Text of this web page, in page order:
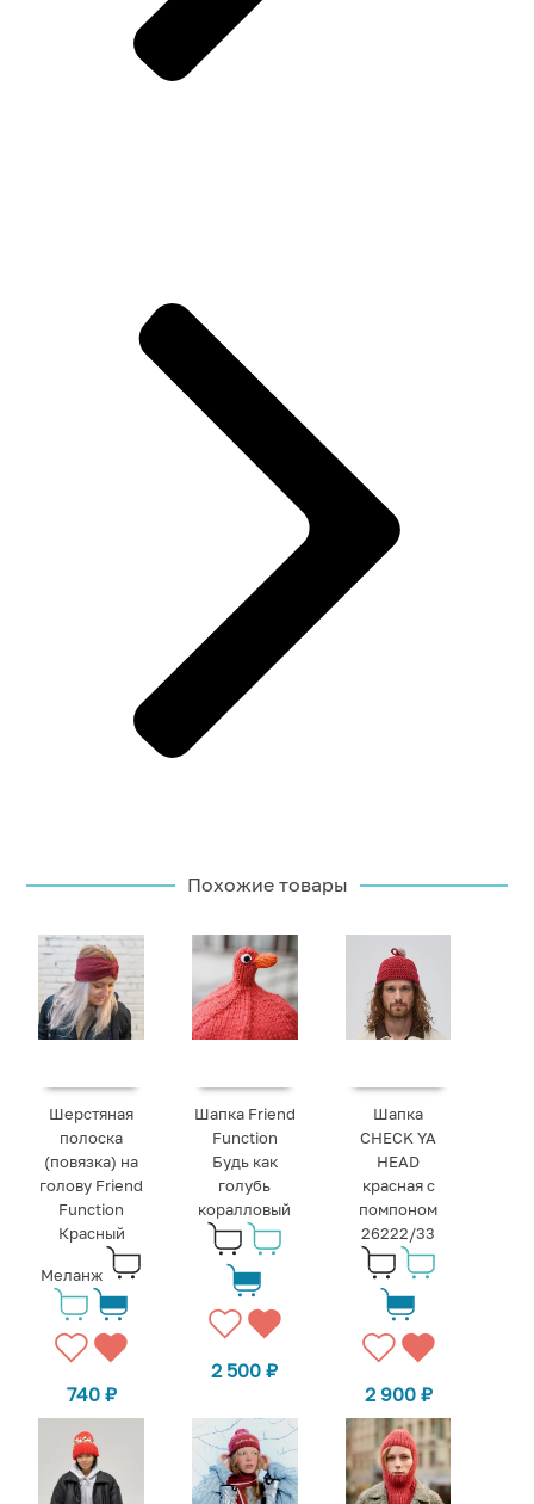
Похожие товары
Шерстяная
полоска
(повязка) на
голову Friend
Function
Красный
Меланж
740 ₽
Шапка Friend
Function
Будь как
голубь
коралловый
2 500₽
Шапка
CHECK YA
HEAD
красная с
помпоном
26222/33
2 900 ₽